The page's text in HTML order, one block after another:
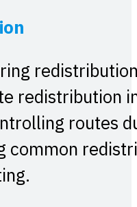
redistribution
routes
common